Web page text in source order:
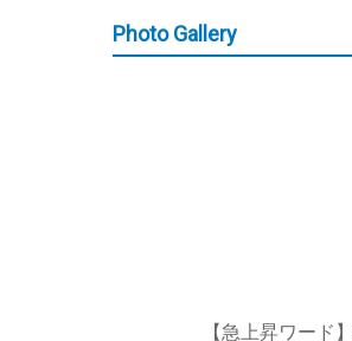
Photo Gallery
【急上昇ワード